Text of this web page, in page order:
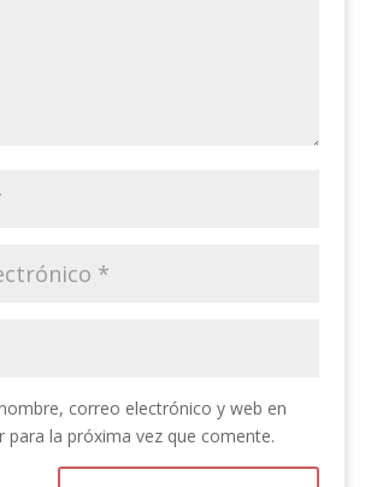
correo electrónico y web en
para la próxima vez que comente.